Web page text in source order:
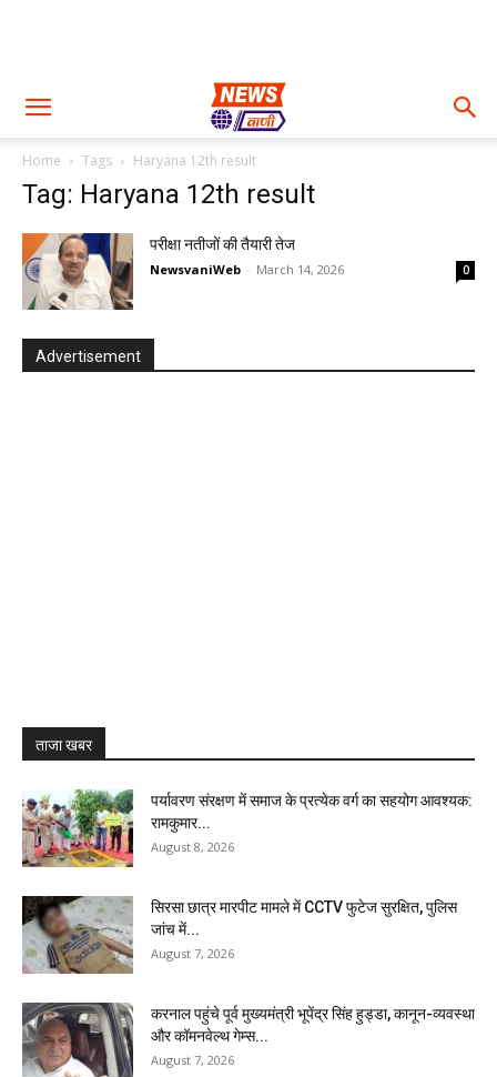
Home Tags Haryana 12th result
Tag: Haryana 12th result
परीक्षा नतीजों की तैयारी तेज
NewsvaniWeb - March 14, 2026 0
Advertisement
ताजा खबर
पर्यावरण संरक्षण में समाज के प्रत्येक वर्ग का सहयोग आवश्यक:
रामकुमार...
August 8, 2026
सिरसा छात्र मारपीट मामले में CCTV फुटेज सुरक्षित, पुलिस
जांच में...
August 7, 2026
करनाल पहुंचे पूर्व मुख्यमंत्री भूपेंद्र सिंह हुड्डा, कानून-व्यवस्था
और कॉमनवेल्थ गेम्स...
August 7, 2026